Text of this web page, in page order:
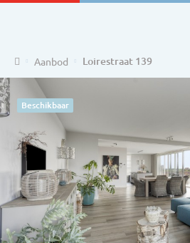
HomeAanbod Loirestraat 139
Beschikbaar